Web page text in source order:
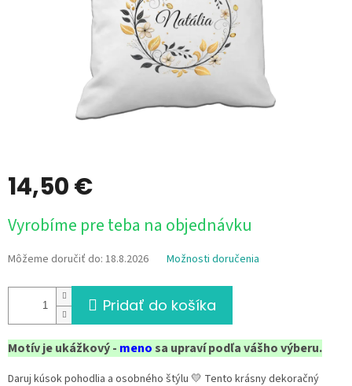
14,50 €
cena:
Vyrobíme pre teba na objednávku
Môžeme doručiť do: 18.8.2026 Možnosti doručenia
Pridať do košíka
Motív je ukážkový - menosa upraví podľa vášho výberu.
Daruj kúsok pohodlia a osobného štýlu 💛 Tento krásny dekoračný